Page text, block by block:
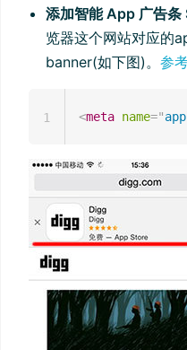
添加智能 App 广告
览器这个网站对应的
banner(如下图)。参
<meta name="
1